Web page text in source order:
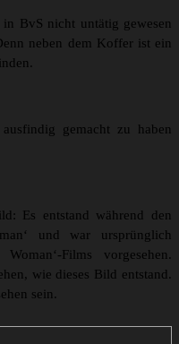
BvS nicht untätig gewesen
neben dem Koffer ist ein
gemacht zu haben
Es entstand während den
und war ursprünglich
Films vorgesehen.
wie dieses Bild entstand.
sein.